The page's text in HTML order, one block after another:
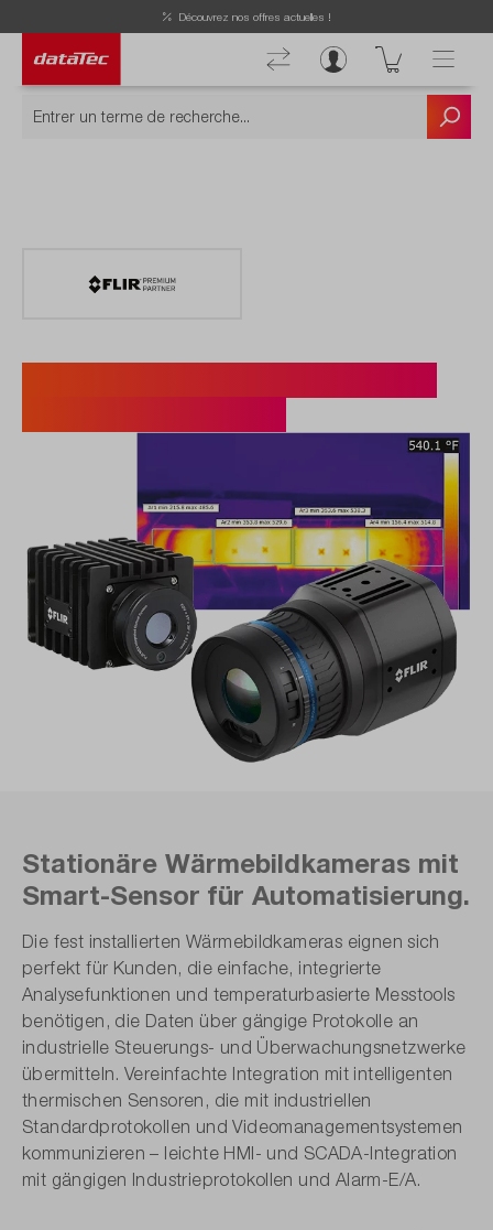
Découvrez nos offres actuelles !
Stationäre Wärmebild­kameras mit
Smart-Sensor für Automatisierung.
Die fest installierten Wärmebildkameras eignen sich
perfekt für Kunden, die einfache, integrierte
Analysefunktionen und temperatur­basierte Messtools
benötigen, die Daten über gängige Protokolle an
industrielle Steuerungs- und Überwachungs­netzwerke
übermitteln. Vereinfachte Integration mit intelligenten
thermischen Sensoren, die mit industriellen
Standardprotokollen und Video­managementsystemen
kommunizieren – leichte HMI- und SCADA-Integration
mit gängigen Industrie­protokollen und Alarm-E/A.